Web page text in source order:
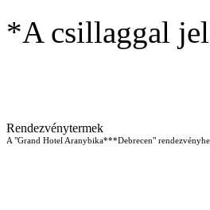
*A csillaggal
Rendezvénytermek
A "Grand Hotel Aranybika***Debrecen"